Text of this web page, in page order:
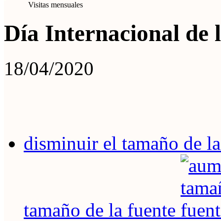
Visitas mensuales
Día Internacional de
18/04/2020
disminuir el tamaño de
tamaño de la fuente